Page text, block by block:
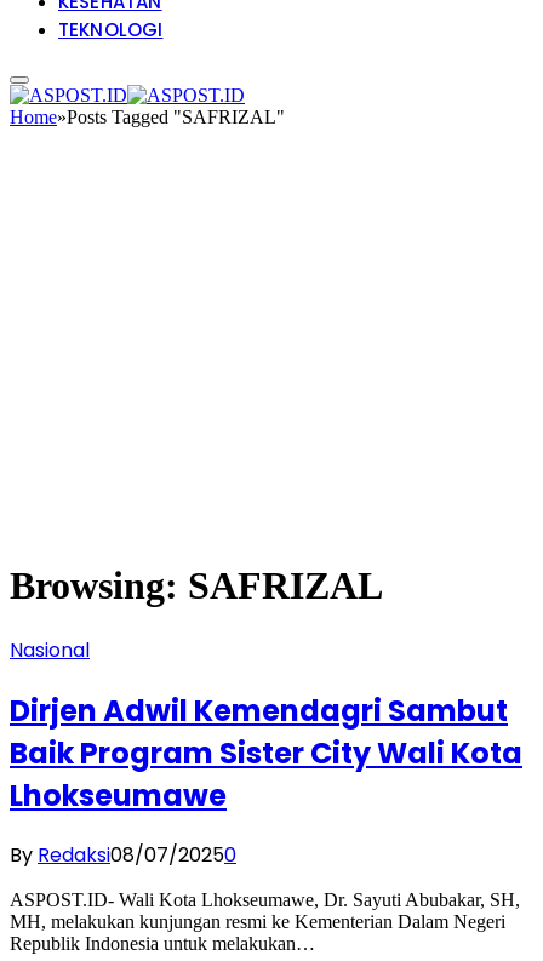
TEKNOLOGI
Home»Posts Tagged "SAFRIZAL"
Browsing: SAFRIZAL
Nasional
Dirjen Adwil Kemendagri Sambut
Baik Program Sister City Wali Kota
Lhokseumawe
By Redaksi08/07/20250
ASPOST.ID- Wali Kota Lhokseumawe, Dr. Sayuti Abubakar, SH,
MH, melakukan kunjungan resmi ke Kementerian Dalam Negeri
Republik Indonesia untuk melakukan…